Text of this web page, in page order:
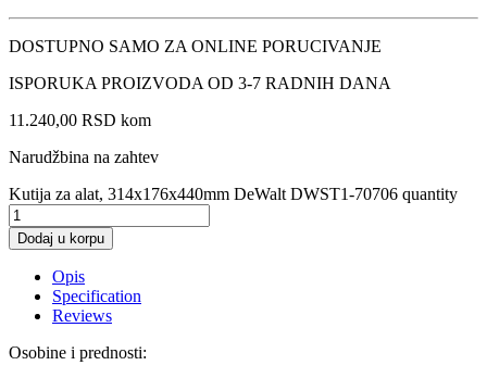
DOSTUPNO SAMO ZA ONLINE PORUCIVANJE
ISPORUKA PROIZVODA OD 3-7 RADNIH DANA
11.240,00 RSD kom
Narudžbina na zahtev
Kutija za alat, 314x176x440mm DeWalt DWST1-70706 quantity
Dodaj u korpu
Opis
Specification
Reviews
Osobine i prednosti: